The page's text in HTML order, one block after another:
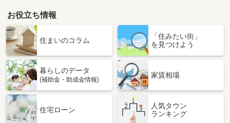
広島県広島市西区己斐上４
価 格
6.20万円
広島県広島市西区己斐上４
専有面積 61.6m²
間取り
広島県府中市中須町
お役立ち情報
住まいのコラム
「住みたい街」
を見つけよう
暮らしのデータ
(補助金・助成金情報)
家賃相場
住宅ローン
人気タウン
ランキング